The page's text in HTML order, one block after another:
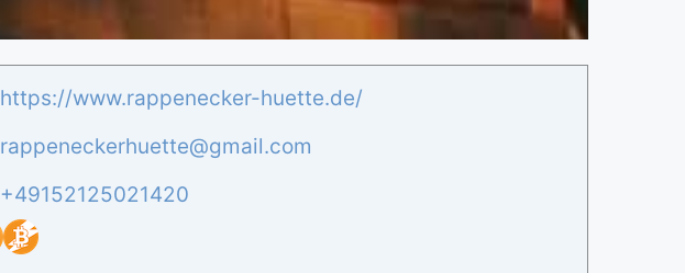
https://www.rappenecker-huette.de/
rappeneckerhuette@gmail.com
+49152125021420